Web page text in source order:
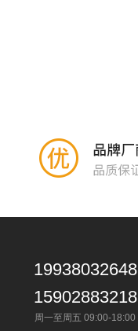
19938032648
15902883218
周一至周五 09:00-18:00